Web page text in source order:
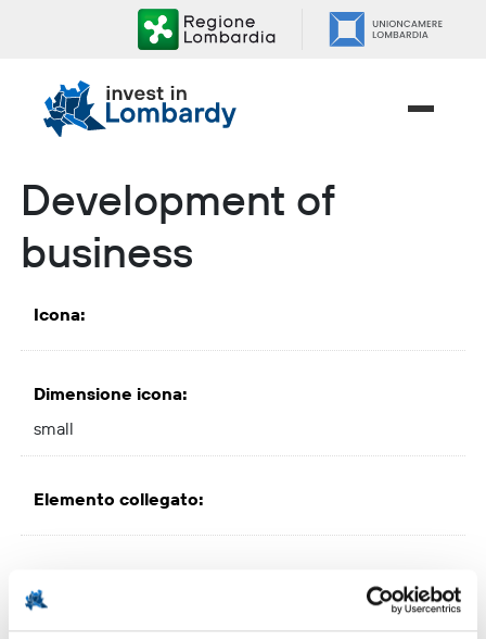
Development of
business
Icona:
Dimensione icona:
small
Elemento collegato: